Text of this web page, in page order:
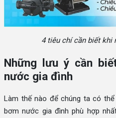
4 tiêu chí cần biết khi
Những lưu ý cần
nước gia đình
Làm thế nào để chúng ta có
bơm nước gia đình phù hợp